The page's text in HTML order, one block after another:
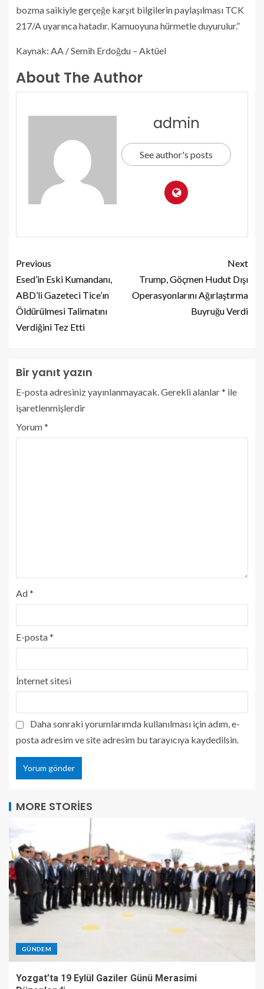
bozma saikiyle gerçeğe karşıt bilgilerin paylaşılması TCK
217/A uyarınca hatadır. Kamuoyuna hürmetle duyurulur.”
Kaynak: AA / Semih Erdoğdu – Aktüel
About The Author
admin
See author's posts
Previous
Esed’in Eski Kumandanı,
ABD’li Gazeteci Tice’ın
Öldürülmesi Talimatını
Verdiğini Tez Etti
Next
Trump, Göçmen Hudut Dışı
Operasyonlarını Ağırlaştırma
Buyruğu Verdi
Bir yanıt yazın
E-posta adresiniz yayınlanmayacak.Gerekli alanlar* ile
işaretlenmişlerdir
Yorum*
Ad*
E-posta*
İnternet sitesi
Daha sonraki yorumlarımda kullanılması için adım, e-
posta adresim ve site adresim bu tarayıcıya kaydedilsin.
MORE STORIES
GÜNDEM
Yozgat’ta 19 Eylül Gaziler Günü Merasimi